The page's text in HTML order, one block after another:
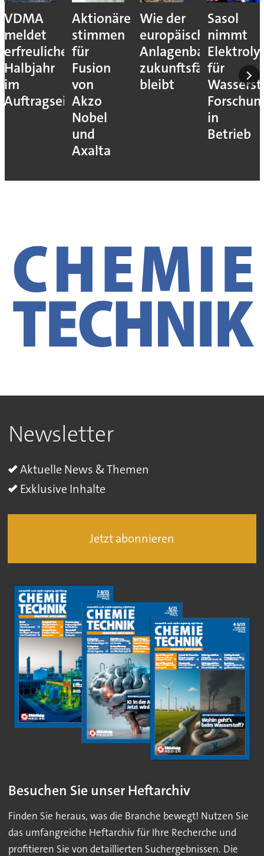
VDMA
meldet
erfreuliches
Halbjahr
im
Auftragseingang
Aktionäre
stimmen
für
Fusion
von
Akzo
Nobel
und
Axalta
Wie der
europäische
Anlagenbau
zukunftsfähig
bleibt
Sasol
nimmt
für
in
Betrieb
Newsletter
Aktuelle News & Themen
Exklusive Inhalte
Jetzt abonnieren
Besuchen Sie unser Heftarchiv
Finden Sie heraus, was die Branche bewegt! Nutzen Sie
das umfangreiche Heftarchiv für Ihre Recherche und
profitieren Sie von detaillierten Suchergebnissen. Die